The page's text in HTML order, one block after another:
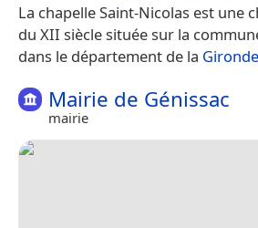
La chapelle Saint-Nicolas est une
du XII siècle située sur la
dans le département de la Gironde
Mairie de Génissac
mairie